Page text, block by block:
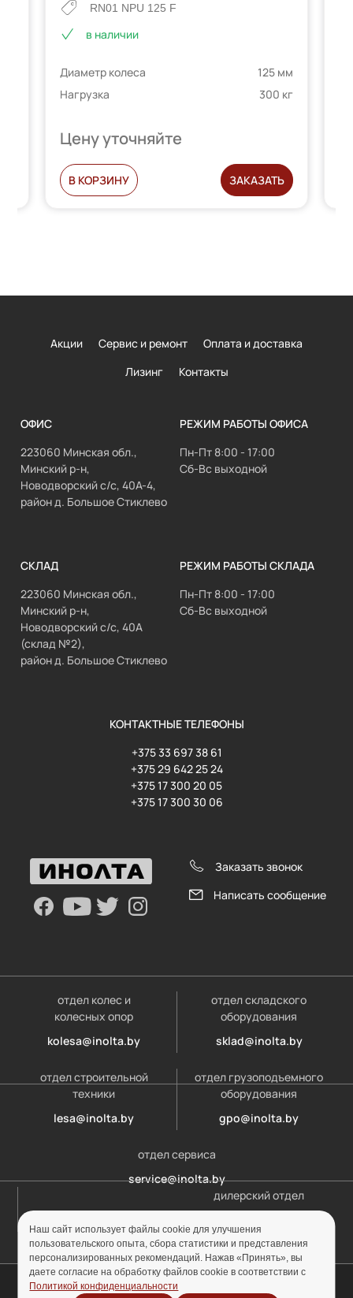
RN01 NPU 125 F
в наличии
Диаметр колеса
125 мм
Нагрузка
300 кг
Цену уточняйте
В КОРЗИНУ ЗАКАЗАТЬ
Акции Сервис и ремонт
Оплата и доставка
Лизинг
Контакты
ОФИС
223060 Минская обл.,
Минский р-н,
Новодворский с/с, 40А-4,
район д. Большое Стиклево
РЕЖИМ РАБОТЫ ОФИСА
Пн-Пт 8:00 - 17:00
Сб-Вс выходной
СКЛАД
223060 Минская обл.,
Минский р-н,
Новодворский с/с, 40А
(склад №2),
район д. Большое Стиклево
РЕЖИМ РАБОТЫ СКЛАДА
Пн-Пт 8:00 - 17:00
Сб-Вс выходной
КОНТАКТНЫЕ ТЕЛЕФОНЫ
+375 33 697 38 61
+375 29 642 25 24
+375 17 300 20 05
+375 17 300 30 06
Заказать звонок
Написать сообщение
отдел колес и
колесных опор
kolesa@inolta.by
отдел складского
оборудования
sklad@inolta.by
отдел строительной
техники
lesa@inolta.by
отдел грузоподъемного
оборудования
gpo@inolta.by
отдел сервиса
service@inolta.by
дилерский отдел
© ООО «Инолта» 2010-2026 г. УНП 691302759
Наш сайт использует файлы cookie для улучшения
пользовательского опыта, сбора статистики и представления
персонализированных рекомендаций. Нажав «Принять», вы
даете согласие на обработку файлов cookie в соответствии с
Политикой конфиденциальности